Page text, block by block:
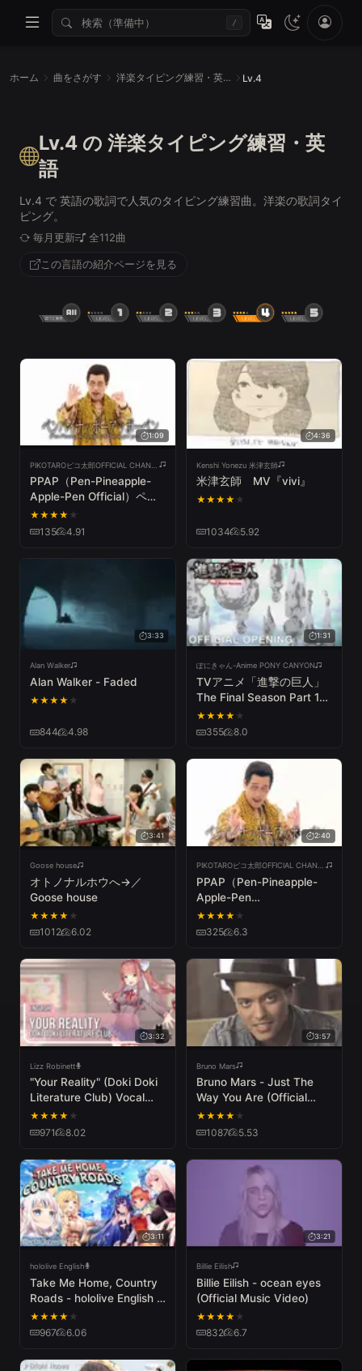
/
ホーム 曲をさがす 洋楽タイピング練習・英語 Lv.4
Lv.4 の 洋楽タイピング練習・英
語
Lv.4 で 英語の歌詞で人気のタイピング練習曲。洋楽の歌詞タイ
ピング。
毎月更新 全112曲
この言語の紹介ページを見る
1:09
PPAP（Pen-Pineapple-
Apple-Pen Official）ペン
パイナッポーアッポーペン
／PIKOTARO(ピコ太郎)
★★★★ ★
135 4.91
4:36
Kenshi Yonezu 米津玄師
米津玄師 MV『vivi』
★★★★ ★
1034 5.92
3:33
Alan Walker
Alan Walker - Faded
★★★★ ★
844 4.98
1:31
ぽにきゃん-Anime PONY CANYON
TVアニメ「進撃の巨人」
The Final Season Part 1ノ
ンクレジットOP｜神聖か
まってちゃん「僕の戦争」
★★★★ ★
355 8.0
3:41
Goose house
オトノナルホウへ→／
Goose house
★★★★ ★
1012 6.02
2:40
PIKOTAROピコ太郎OFFICIAL CHANNEL
PPAP（Pen-Pineapple-
Apple-Pen
Official）”LONG” ver. ペン
パイナッポーアッポーペン
PIKOTARO(ピコ太郎)
★★★★ ★
325 6.3
3:32
Lizz Robinett
"Your Reality" (Doki Doki
Literature Club) Vocal
Cover by Lizz Robinett
★★★★ ★
971 8.02
3:57
Bruno Mars
Bruno Mars - Just The
Way You Are (Official
Music Video)
★★★★ ★
1087 5.53
3:11
hololive English
Take Me Home, Country
Roads - hololive English -
Myth- Cover
★★★★ ★
967 6.06
3:21
Billie Eilish
Billie Eilish - ocean eyes
(Official Music Video)
★★★★ ★
832 6.7